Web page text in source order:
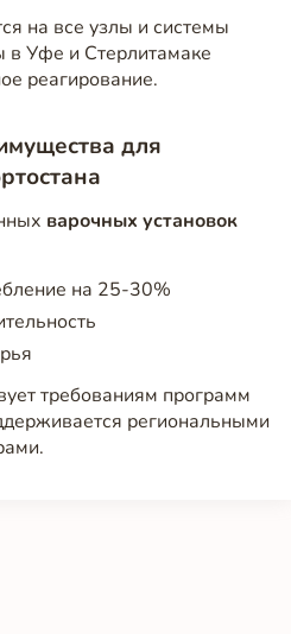
на все узлы и системы
в Уфе и Стерлитамаке
реагирование.
для
варочных установок
на 25-30%
требованиям программ
региональными